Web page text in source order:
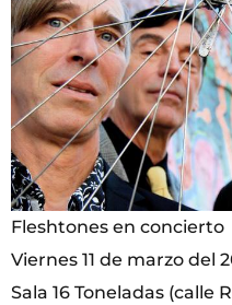
Fleshtones en concierto
Viernes 11 de marzo del
Sala 16 Toneladas (calle